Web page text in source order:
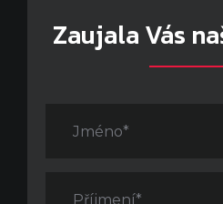
Zaujala Vás